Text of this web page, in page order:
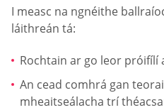
I measc na ngnéithe
láithreán tá:
Rochtain ar go leor próifílí
An cead comhrá gan
mheaitseálacha trí